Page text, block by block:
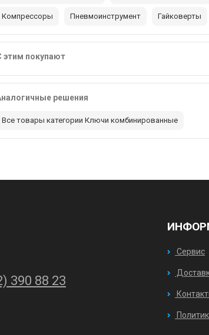
Компрессоры Пневмоинструмент Гайковерты
этим покупают
решения
Все товары категории Ключи комбинированные
390 88 23
Сервис